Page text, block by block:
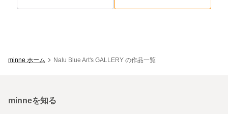
minne ホーム Nalu Blue Art's GALLERY の作品一覧
minneを知る